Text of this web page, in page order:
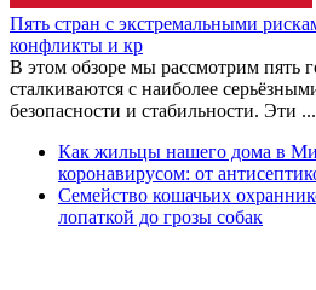
Пять стран с экстремальными
конфликты и кр
В этом обзоре мы рассмотрим пять
сталкиваются с наиболее
безопасности и стабильности. Эти ...
Как жильцы нашего дома в
коронавирусом: от
Семейство кошачьих
лопаткой до грозы собак